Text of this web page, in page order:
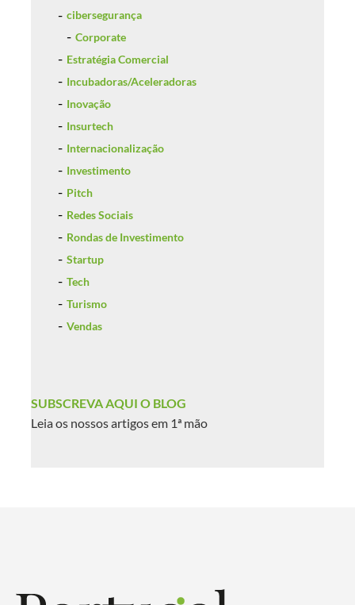
cibersegurança
Corporate
Estratégia Comercial
Incubadoras/Aceleradoras
Inovação
Insurtech
Internacionalização
Investimento
Pitch
Redes Sociais
Rondas de Investimento
Startup
Tech
Turismo
Vendas
SUBSCREVA AQUI O BLOG
Leia os nossos artigos em 1ª mão